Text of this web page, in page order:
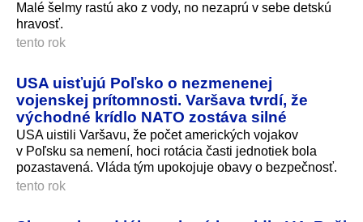
Malé šelmy rastú ako z vody, no nezaprú v sebe detskú
hravosť.
tento rok
USA uisťujú Poľsko o nezmenenej
vojenskej prítomnosti. Varšava tvrdí, že
východné krídlo NATO zostáva silné
USA uistili Varšavu, že počet amerických vojakov
v Poľsku sa nemení, hoci rotácia časti jednotiek bola
pozastavená. Vláda tým upokojuje obavy o bezpečnosť.
tento rok